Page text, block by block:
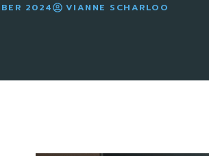
2024 VIANNE SCHARLOO